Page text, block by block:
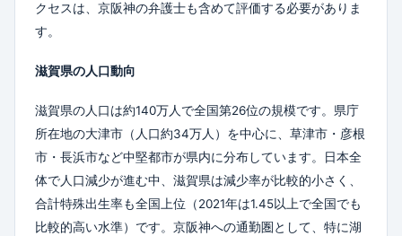
クセスは、京阪神の弁護士も含めて評価する必要がありま
す。
滋賀県の人口動向
滋賀県の人口は約140万人で全国第26位の規模です。県庁
所在地の大津市（人口約34万人）を中心に、草津市・彦根
市・長浜市など中堅都市が県内に分布しています。日本全
体で人口減少が進む中、滋賀県は減少率が比較的小さく、
合計特殊出生率も全国上位（2021年は1.45以上で全国でも
比較的高い水準）です。京阪神への通勤圏として、特に湖